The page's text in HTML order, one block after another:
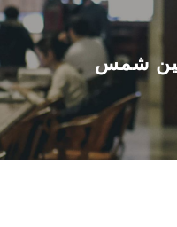
عن الجامعة
القطاعـات
الشئون الأكاديمية
البحث العلمي
عين شمس